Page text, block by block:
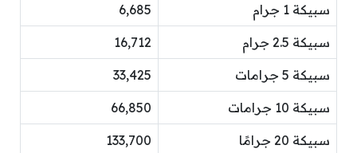
سبيكة 1 جرام 6,685
سبيكة 2.5 جرام 16,712
سبيكة 5 جرامات 33,425
سبيكة 10 جرامات 66,850
سبيكة 20 جرامًا 133,700